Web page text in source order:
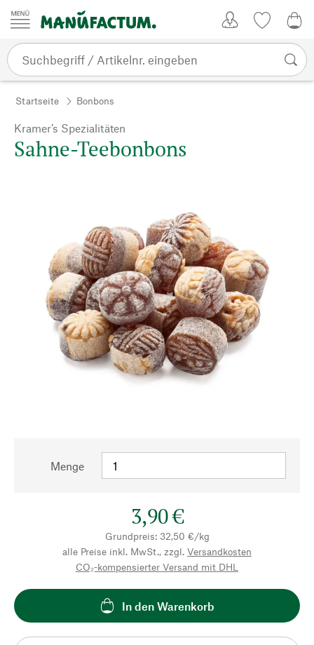
Zum Inhalt springen
Startseite Bonbons
Kramer’s Spezialitäten
Sahne-Teebonbons
Menge
3,90 €
Grundpreis: 32,50 €/kg
alle Preise inkl. MwSt., zzgl. Versandkosten
CO₂-kompensierter Versand mit DHL
In den Warenkorb